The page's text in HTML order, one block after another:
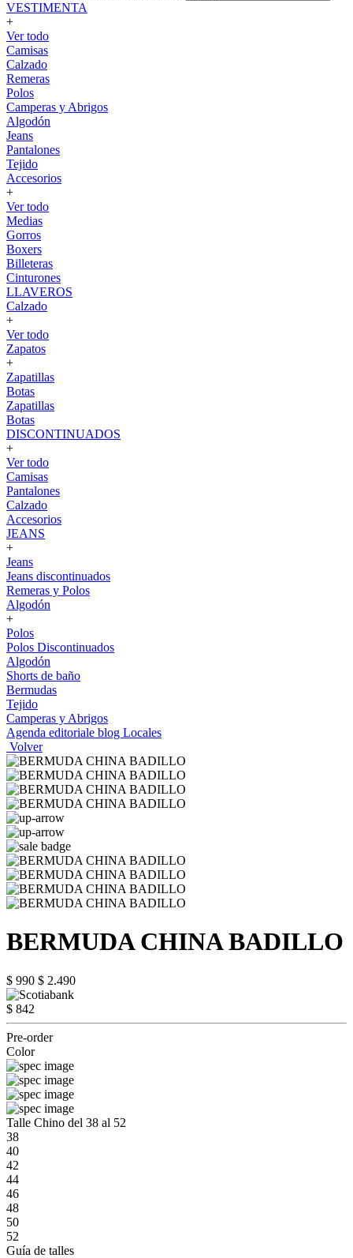
VESTIMENTA
+
Ver todo
Camisas
Calzado
Remeras
Polos
Camperas y Abrigos
Algodón
Jeans
Pantalones
Tejido
Accesorios
+
Ver todo
Medias
Gorros
Boxers
Billeteras
Cinturones
LLAVEROS
Calzado
+
Ver todo
Zapatos
+
Zapatillas
Botas
Zapatillas
Botas
DISCONTINUADOS
+
Ver todo
Camisas
Pantalones
Calzado
Accesorios
JEANS
+
Jeans
Jeans discontinuados
Remeras y Polos
Algodón
+
Polos
Polos Discontinuados
Algodón
Shorts de baño
Bermudas
Tejido
Camperas y Abrigos
Agenda editoriale blog Locales
Volver
BERMUDA CHINA BADILLO
$ 990 $ 2.490
$ 842
Pre-order
Color
Talle Chino del 38 al 52
38
40
42
44
46
48
50
52
Guía de talles